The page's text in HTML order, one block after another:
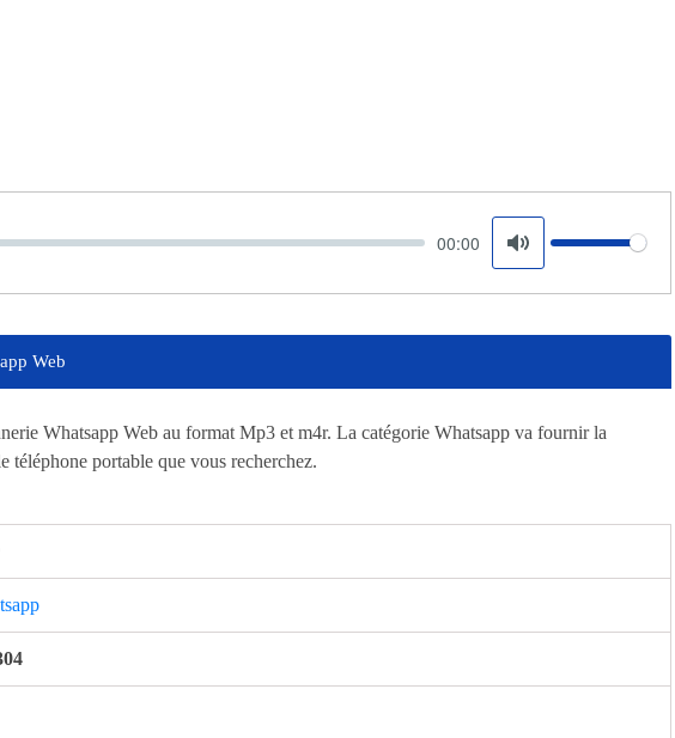
00:00
Mute
Volume
Web
Whatsapp Web au format Mp3 et m4r. La catégorie Whatsapp va fournir la
téléphone portable que vous recherchez.